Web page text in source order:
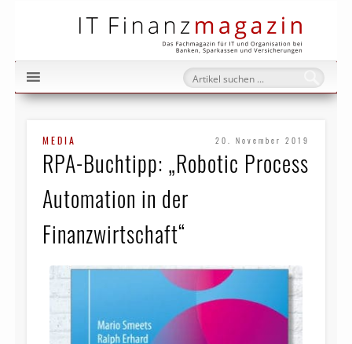
MEDIA 20. November 2019
RPA-Buchtipp: „Robotic Process
Automation in der
Finanzwirtschaft“